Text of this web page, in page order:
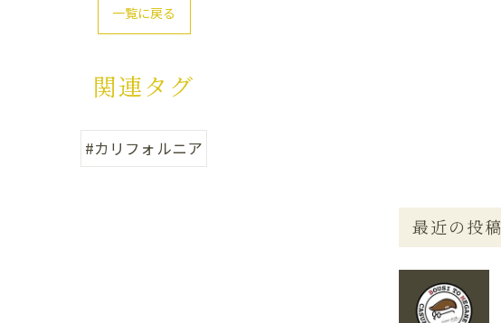
一覧に戻る
関連タグ
#カリフォルニア
最近の投稿